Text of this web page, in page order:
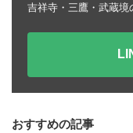
吉祥寺・三鷹・武蔵境
おすすめの記事